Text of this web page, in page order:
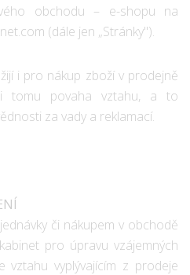
obchodu – e-shopu na
(dále jen „Stránky").
i pro nákup zboží v prodejně
li tomu povaha vztahu, a to
za vady a reklamací.
či nákupem v obchodě
pro úpravu vzájemných
vyplývajícím z prodeje